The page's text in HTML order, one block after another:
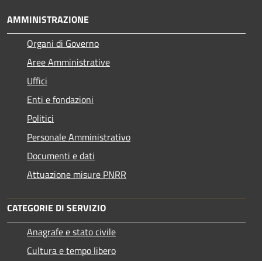
AMMINISTRAZIONE
Organi di Governo
Aree Amministrative
Uffici
Enti e fondazioni
Politici
Personale Amministrativo
Documenti e dati
Attuazione misure PNRR
CATEGORIE DI SERVIZIO
Anagrafe e stato civile
Cultura e tempo libero